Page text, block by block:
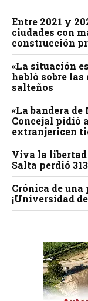
Entre 2021 y
ciudades con
construcción
«La situación
habló sobre las
salteños
«La bandera
Concejal pidió
extranjericen
Viva la
Salta perdió
Crónica de
¡Universidad